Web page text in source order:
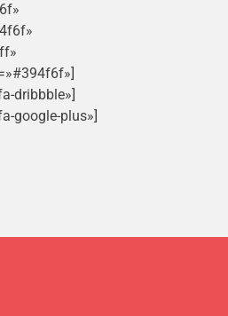
dribbble»]
google-plus»]